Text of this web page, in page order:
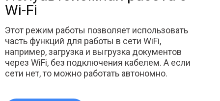
Wi-Fi
Этот режим работы позволяет использовать
часть функций для работы в сети WiFi,
например, загрузка и выгрузка документов
через WiFi, без подключения кабелем. А если
сети нет, то можно работать автономно.